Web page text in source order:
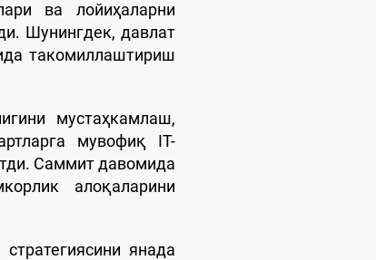
ва лойиҳаларни
Шунингдек, давлат
такомиллаштириш
мустаҳкамлаш,
мувофиқ IT-
Саммит давомида
алоқаларини
янада